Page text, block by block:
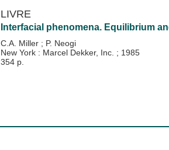
LIVRE
Interfacial phenomena. Equilibrium
C.A. Miller ; P. Neogi
New York : Marcel Dekker, Inc. ; 1985
354 p.